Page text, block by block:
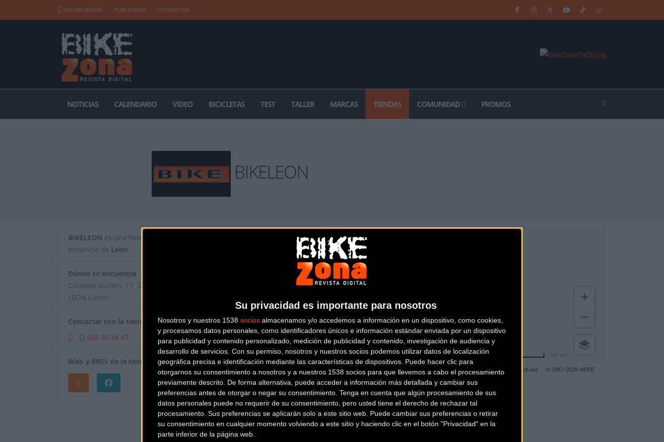
Su privacidad es importante para nosotros
Nosotros y nuestros 1538 socios almacenamos y/o accedemos a información en un dispositivo, como cookies,
y procesamos datos personales, como identificadores únicos e información estándar enviada por un dispositivo
para publicidad y contenido personalizado, medición de publicidad y contenido, investigación de audiencia y
desarrollo de servicios. Con su permiso, nosotros y nuestros socios podemos utilizar datos de localización
geográfica precisa e identificación mediante las características de dispositivos. Puede hacer clic para
otorgarnos su consentimiento a nosotros y a nuestros 1538 socios para que llevemos a cabo el procesamiento
previamente descrito. De forma alternativa, puede acceder a información más detallada y cambiar sus
preferencias antes de otorgar o negar su consentimiento. Tenga en cuenta que algún procesamiento de sus
datos personales puede no requerir de su consentimiento, pero usted tiene el derecho de rechazar tal
procesamiento. Sus preferencias se aplicarán solo a este sitio web. Puede cambiar sus preferencias o retirar
su consentimiento en cualquier momento volviendo a este sitio y haciendo clic en el botón "Privacidad" en la
parte inferior de la página web.
INICIAR SESIÓN PUBLICIDAD CONTACTAR
NOTICIAS CALENDARIO VÍDEO BICICLETAS TEST TALLER MARCAS TIENDAS COMUNIDAD PROMOS
BIKELEON
BIKELEON es una tienda de bicicletas y artículos ciclistas situada en la
provincia de Leon.
Dónde se encuentra
C/Conde Guillén, 11 24004
LEÓN (Leon).
Contactar con la tienda
605 80 34 47
Web y RRSS de la tienda
Terms of use © 1987–2026 HERE
200 km
¿Eres el propietario de esta tienda? Descubre cómohacerte tienda Premium para llegar a más clientes